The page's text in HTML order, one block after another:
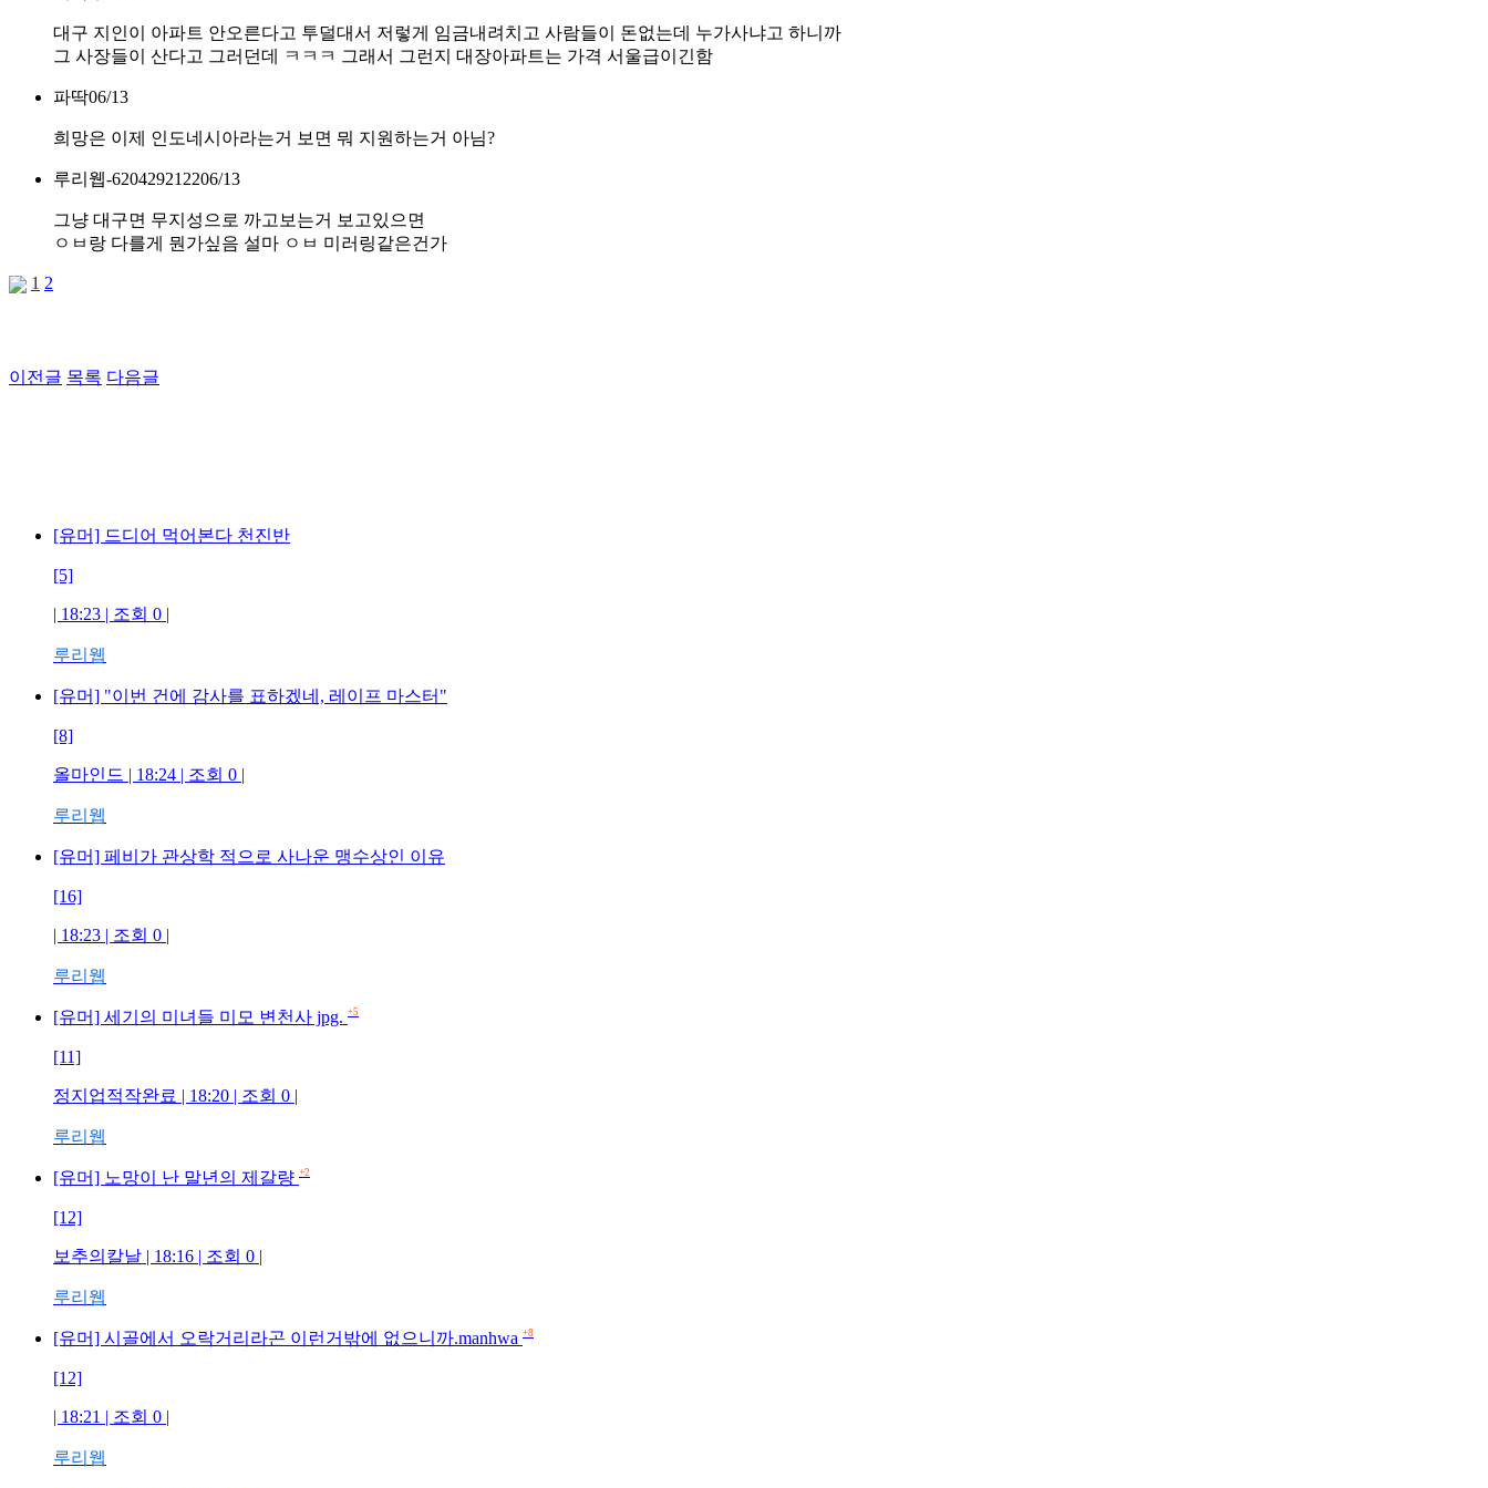
대구 지인이 아파트 안오른다고 투덜대서 저렇게 임금내려치고 사람들이 돈없는데 누가사냐고 하니까
그 사장들이 산다고 그러던데 ㅋㅋㅋ 그래서 그런지 대장아파트는 가격 서울급이긴함
파딱06/13
희망은 이제 인도네시아라는거 보면 뭐 지원하는거 아님?
루리웹-620429212206/13
그냥 대구면 무지성으로 까고보는거 보고있으면
ㅇㅂ랑 다를게 뭔가싶음 설마 ㅇㅂ 미러링같은건가
1 2
이전글 목록 다음글
[유머] 드디어 먹어본다 천진반
[5]
| 18:23 | 조회 0 |
루리웹
[유머] "이번 건에 감사를 표하겠네, 레이프 마스터"
[8]
올마인드 | 18:24 | 조회 0 |
루리웹
[유머] 페비가 관상학 적으로 사나운 맹수상인 이유
[16]
| 18:23 | 조회 0 |
루리웹
[유머] 세기의 미녀들 미모 변천사 jpg. +5
[11]
정지업적작완료 | 18:20 | 조회 0 |
루리웹
[유머] 노망이 난 말년의 제갈량 +2
[12]
보추의칼날 | 18:16 | 조회 0 |
루리웹
[유머] 시골에서 오락거리라곤 이런거밖에 없으니까.manhwa +8
[12]
| 18:21 | 조회 0 |
루리웹